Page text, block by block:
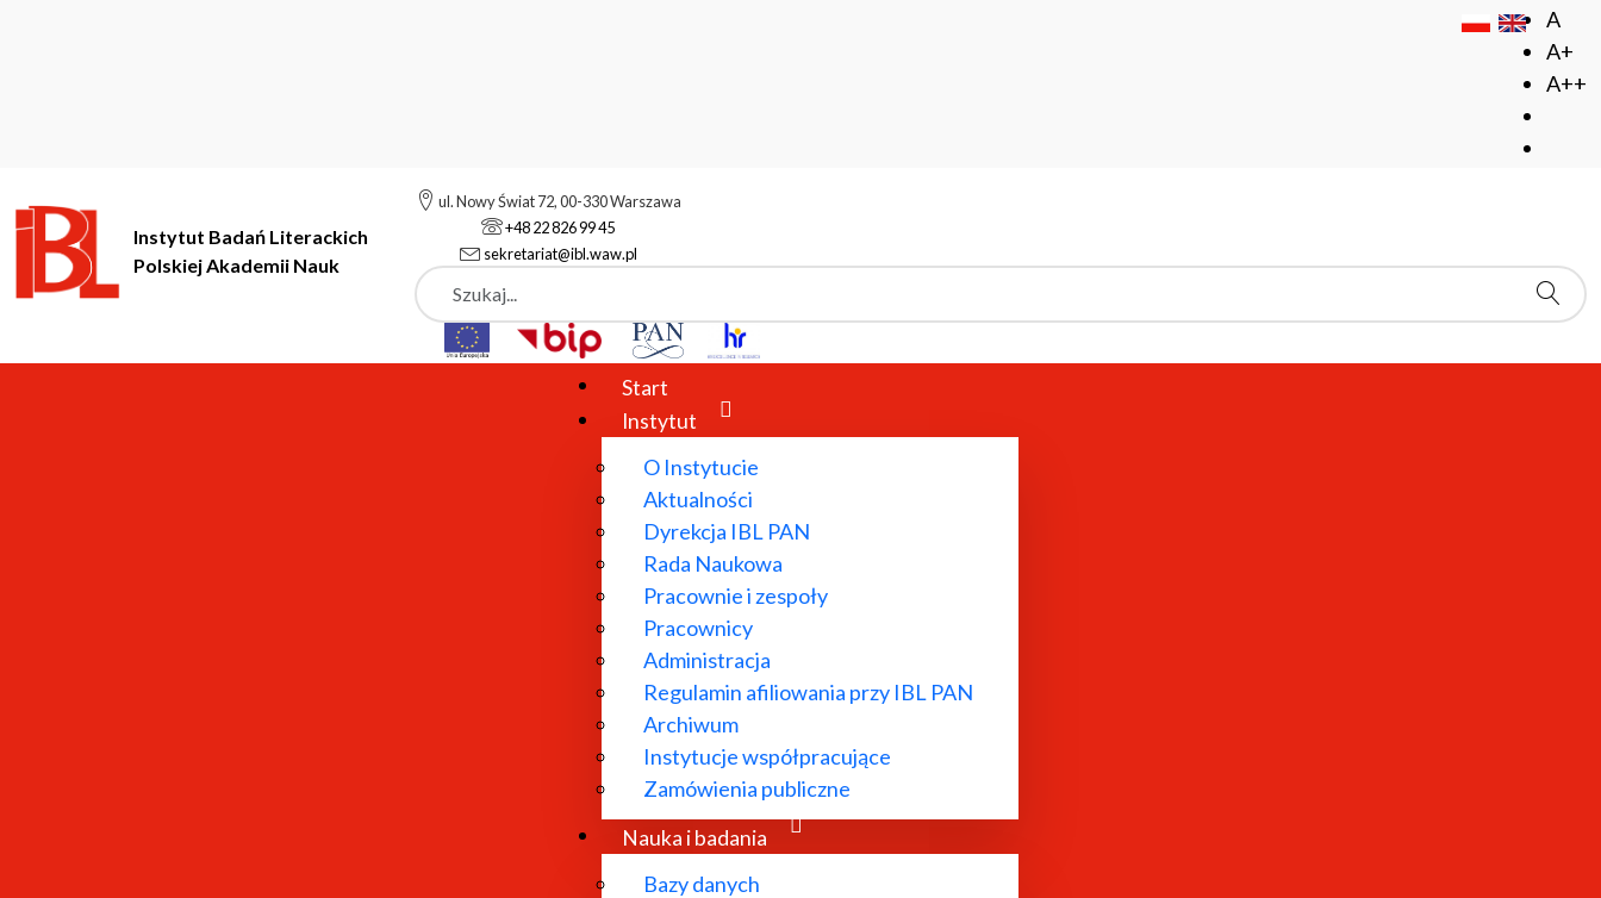
A
A+
A++
Instytut Badań Literackich
Polskiej Akademii Nauk
ul. Nowy Świat 72, 00-330 Warszawa
+48 22 826 99 45
sekretariat@ibl.waw.pl
Szukaj
Start
Instytut
O Instytucie
Aktualności
Dyrekcja IBL PAN
Rada Naukowa
Pracownie i zespoły
Pracownicy
Administracja
Regulamin afiliowania przy IBL PAN
Archiwum
Instytucje współpracujące
Zamówienia publiczne
Nauka i badania
Bazy danych
Instytut Badań Literackich Polskiej Akademii Nauk Instytucje współpracujące
Instytucje współpracujące
Fundacja "Centrum Międzynarodowych Badań Polonistycznych"